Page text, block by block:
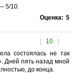
5/10.
Оценка: 5
[ 10 ]
состоялась не так
Дней пять назад мной
до конца.